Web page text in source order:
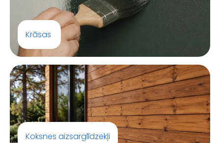
Krāsas
Koksnes aizsarglīdzekļi